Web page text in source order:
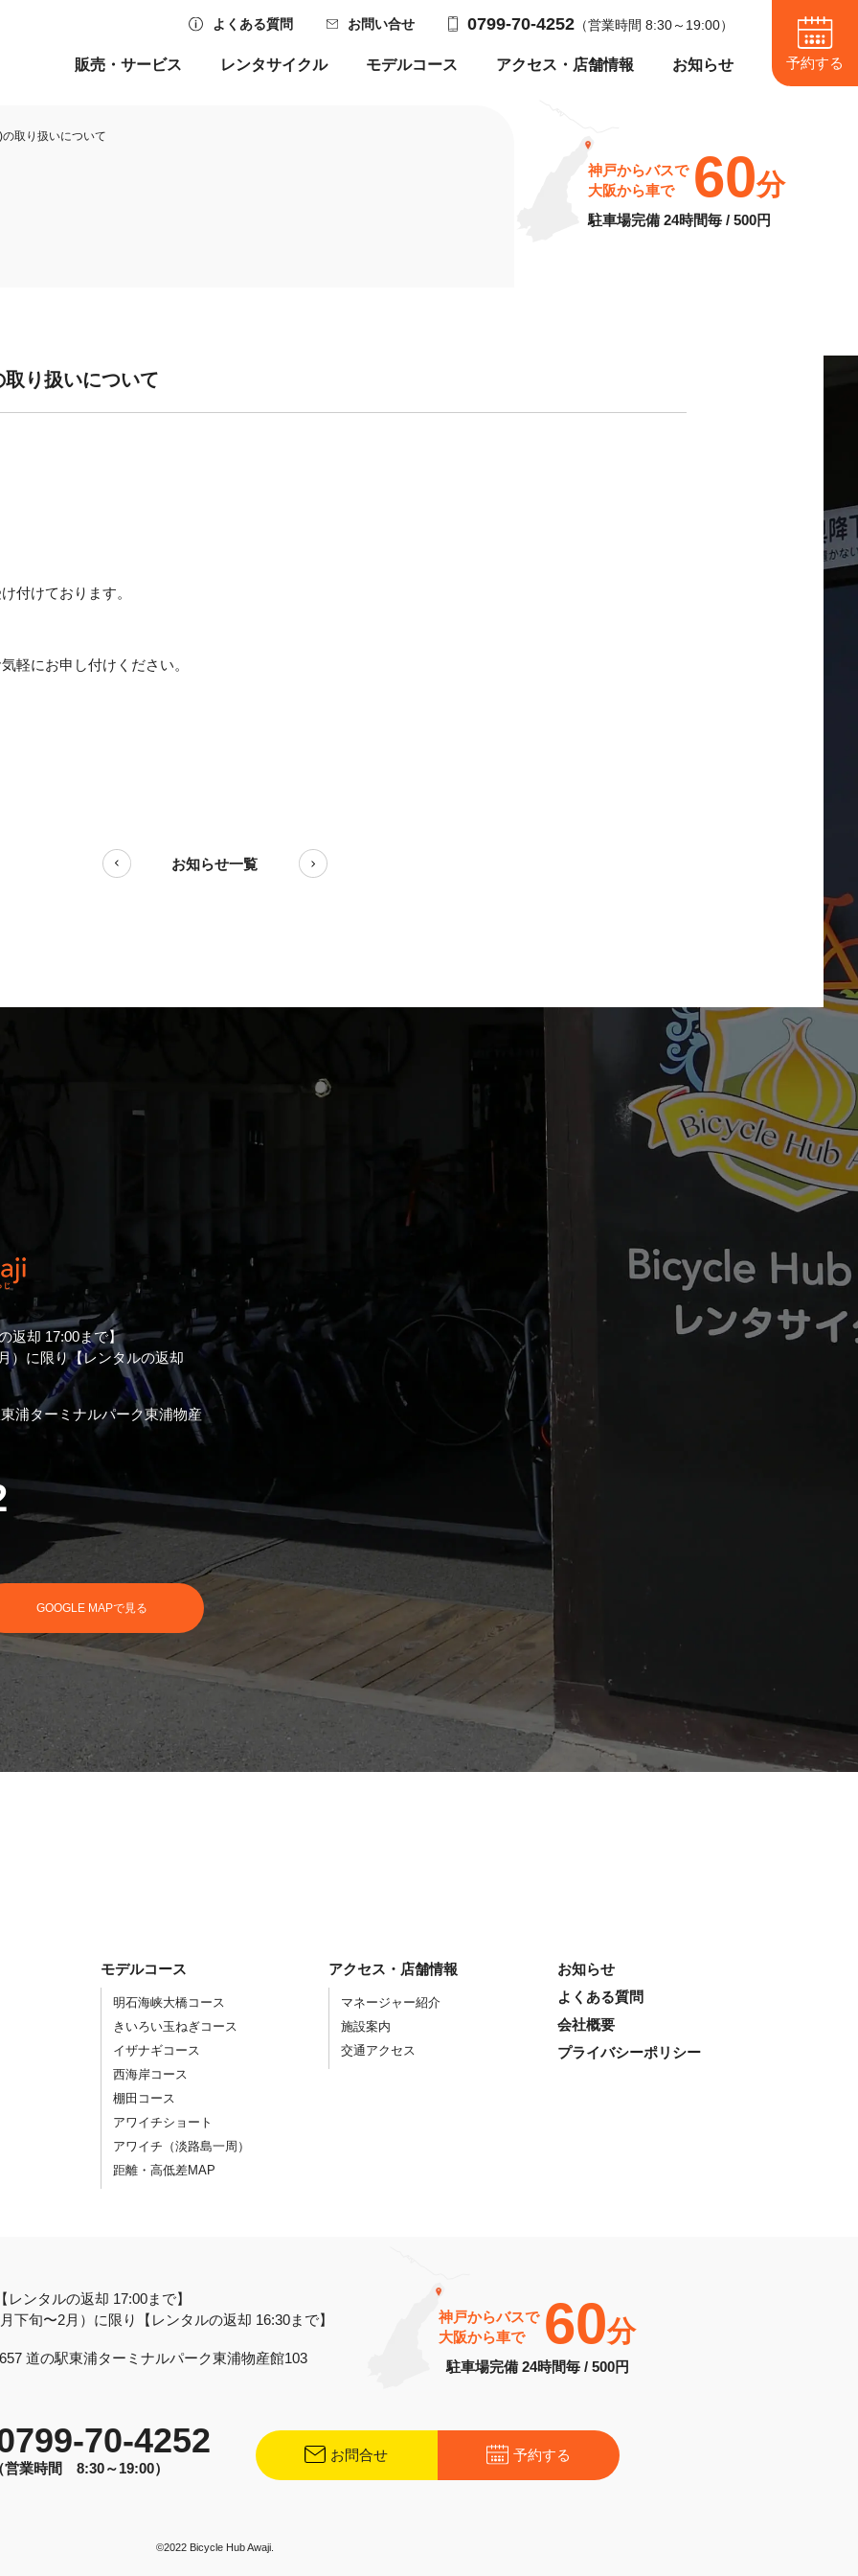
よくある質問 お問い合せ 0799-70-4252 （営業時間 8:30～19:00）
販売・サービス レンタサイクル モデルコース アクセス・店舗情報 お知らせ
取り扱いについて
神戸からバスで
大阪から車で
60分
駐車場完備 24時間毎 / 500円
り扱いについて
付けております。
軽にお申し付けください。
お知らせ一覧
返却 17:00まで】
）に限り【レンタルの返却
浦ターミナルパーク東浦物産
GOOGLE MAPで見る
モデルコース
明石海峡大橋コース
きいろい玉ねぎコース
イザナギコース
西海岸コース
棚田コース
アワイチショート
アワイチ（淡路島一周）
距離・高低差MAP
アクセス・店舗情報
マネージャー紹介
施設案内
交通アクセス
お知らせ
よくある質問
会社概要
プライバシーポリシー
レンタルの返却 17:00まで】
下旬〜2月）に限り【レンタルの返却 16:30まで】
道の駅東浦ターミナルパーク東浦物産館103
神戸からバスで
大阪から車で
60分
駐車場完備 24時間毎 / 500円
70-4252
営業時間 8:30～19:00）
お問合せ 予約する
©2022 Bicycle Hub Awaji.
予約する